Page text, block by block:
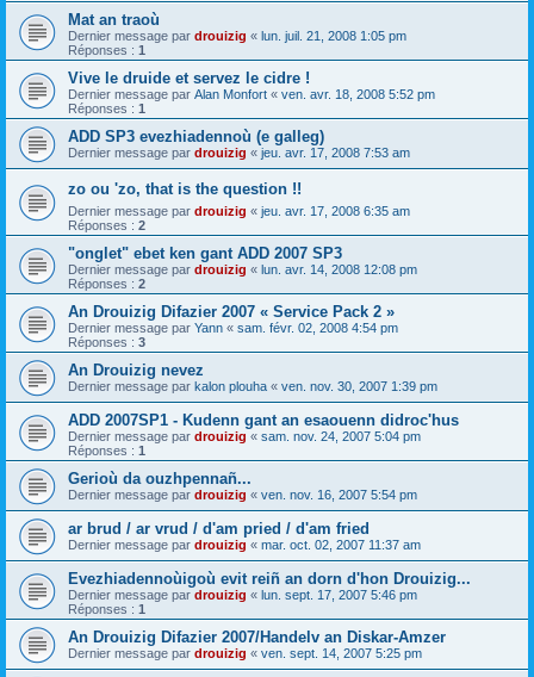
Mat an traoù
Dernier message par drouizig « lun. juil. 21, 2008 1:05 pm
Réponses : 1
Vive le druide et servez le cidre !
Dernier message par Alan Monfort « ven. avr. 18, 2008 5:52 pm
Réponses : 1
ADD SP3 evezhiadennoù (e galleg)
Dernier message par drouizig « jeu. avr. 17, 2008 7:53 am
zo ou 'zo, that is the question !!
Dernier message par drouizig « jeu. avr. 17, 2008 6:35 am
Réponses : 2
"onglet" ebet ken gant ADD 2007 SP3
Dernier message par drouizig « lun. avr. 14, 2008 12:08 pm
Réponses : 2
An Drouizig Difazier 2007 « Service Pack 2 »
Dernier message par Yann « sam. févr. 02, 2008 4:54 pm
Réponses : 3
An Drouizig nevez
Dernier message par kalon plouha « ven. nov. 30, 2007 1:39 pm
ADD 2007SP1 - Kudenn gant an esaouenn didroc'hus
Dernier message par drouizig « sam. nov. 24, 2007 5:04 pm
Réponses : 1
Gerioù da ouzhpennañ...
Dernier message par drouizig « ven. nov. 16, 2007 5:54 pm
ar brud / ar vrud / d'am pried / d'am fried
Dernier message par drouizig « mar. oct. 02, 2007 11:37 am
Evezhiadennoùigoù evit reiñ an dorn d'hon Drouizig...
Dernier message par drouizig « lun. sept. 17, 2007 5:46 pm
Réponses : 1
An Drouizig Difazier 2007/Handelv an Diskar-Amzer
Dernier message par drouizig « ven. sept. 14, 2007 5:25 pm